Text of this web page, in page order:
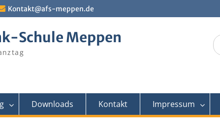
Kontakt@afs-meppen.de
Schule Meppen
Downloads Kontakt Impressum